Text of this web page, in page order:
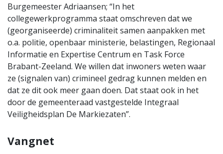
Burgemeester Adriaansen; “In het
collegewerkprogramma staat omschreven dat we
(georganiseerde) criminaliteit samen aanpakken met
o.a. politie, openbaar ministerie, belastingen, Regionaal
Informatie en Expertise Centrum en Task Force
Brabant-Zeeland. We willen dat inwoners weten waar
ze (signalen van) crimineel gedrag kunnen melden en
dat ze dit ook meer gaan doen. Dat staat ook in het
door de gemeenteraad vastgestelde Integraal
Veiligheidsplan De Markiezaten”.
Vangnet